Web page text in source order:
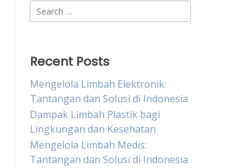
Search
for:
Recent Posts
Mengelola Limbah Elektronik:
Tantangan dan Solusi di Indonesia
Dampak Limbah Plastik bagi
Lingkungan dan Kesehatan
Mengelola Limbah Medis:
Tantangan dan Solusi di Indonesia